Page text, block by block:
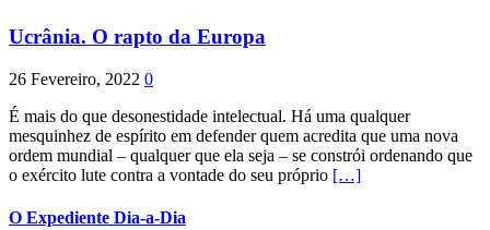
Ucrânia. O rapto da Europa
26 Fevereiro, 2022 0
É mais do que desonestidade intelectual. Há uma qualquer
mesquinhez de espírito em defender quem acredita que uma nova
ordem mundial – qualquer que ela seja – se constrói ordenando que
o exército lute contra a vontade do seu próprio […]
O Expediente Dia-a-Dia